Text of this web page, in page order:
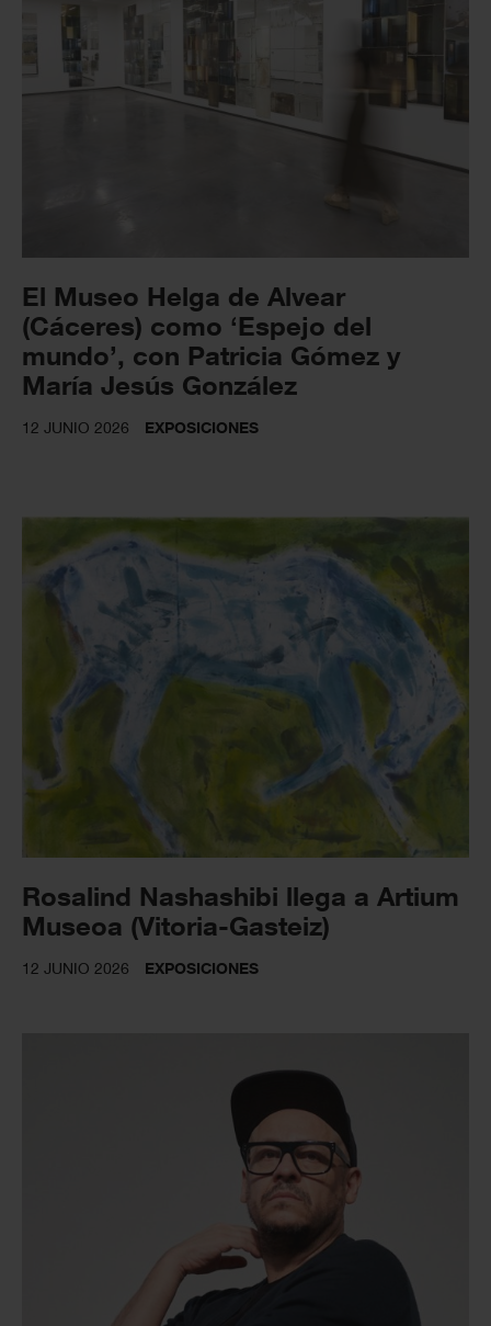
El Museo Helga de Alvear
(Cáceres) como ‘Espejo del
mundo’, con Patricia Gómez y
María Jesús González
12 JUNIO 2026 EXPOSICIONES
Rosalind Nashashibi llega a Artium
Museoa (Vitoria-Gasteiz)
12 JUNIO 2026 EXPOSICIONES